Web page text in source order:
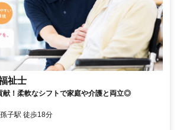
祉士
献！柔軟なシフトで家庭や介護と両立◎
子駅 徒歩18分